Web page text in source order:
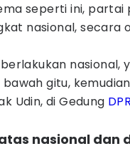
seperti ini,
nasional, secara
nasional,
gitu,
Udin, di Gedung
nasional dan